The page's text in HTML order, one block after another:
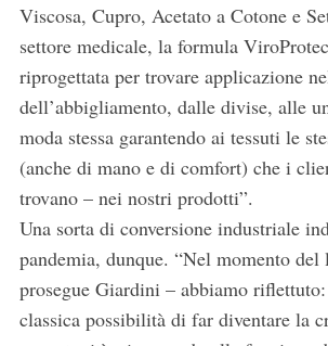
Viscosa, Cupro, Acetato a Cotone e
settore medicale, la formula
riprogettata per trovare applicazione
dell’abbigliamento, dalle divise, alle
moda stessa garantendo ai tessuti le
(anche di mano e di comfort) che i
trovano – nei nostri prodotti”.
Una sorta di conversione industriale
pandemia, dunque. “Nel momento del
prosegue Giardini – abbiamo
classica possibilità di far diventare la